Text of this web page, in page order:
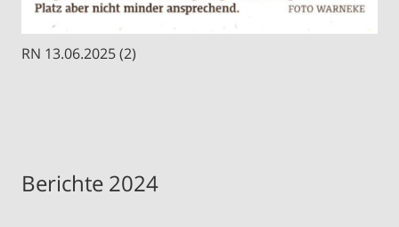
RN 13.06.2025 (2)
Berichte 2024